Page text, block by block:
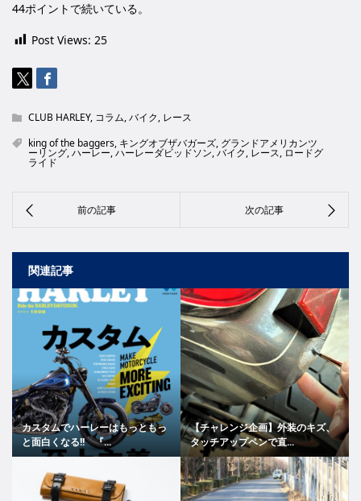
44ポイントで続いている。
Post Views: 25
CLUB HARLEY, コラム,バイク, レース
king of the baggers, キングオブザバガーズ, グランドアメリカンツ
ーリング,ハーレー,ハーレーダビッドソン,バイク, レース,ロードグ
ライド
関連記事
カスタムでハーレーはもっともっ
と面白くなる!! 『...
【チャレンジ企画】外装のキズ、
タッチアップペンで直...